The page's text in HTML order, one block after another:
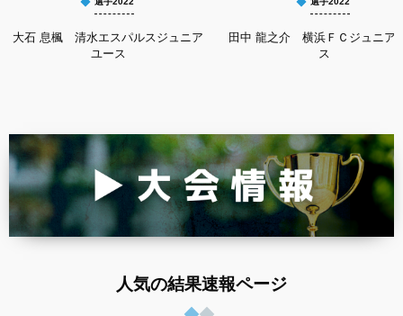
大石 息楓 清水エスパルスジュニア
ユース
田中 龍之介 横浜ＦＣジュニア
ス
人気の結果速報ページ